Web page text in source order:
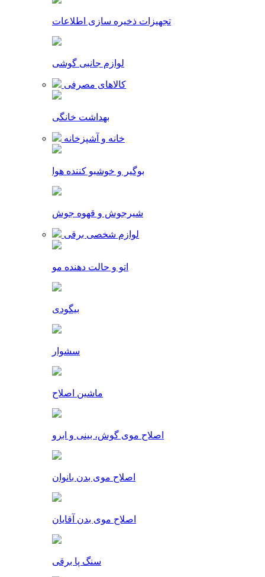
تجهیزات ذخیره سازی اطلاعات
لوازم جانبی گوشی
کالاهای مصرفی
بهداشت خانگی
خانه و آشپزخانه
بوگیر و خوشبو کننده هوا
شیرجوش و قهوه جوش
لوازم شخصی برقی
اتو و حالت دهنده مو
بیگودی
سشوار
ماشین اصلاح
اصلاح موی گوش، بینی و ابرو
اصلاح موی بدن بانوان
اصلاح موی بدن آقایان
سنگ پا برقی